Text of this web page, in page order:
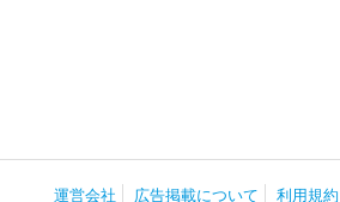
運営会社 広告掲載について 利用規約